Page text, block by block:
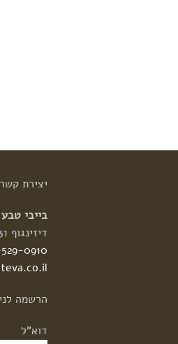
יצירתקשר
בייבי
דיזינגוף 231
0910
הרשמה
דוא"ל